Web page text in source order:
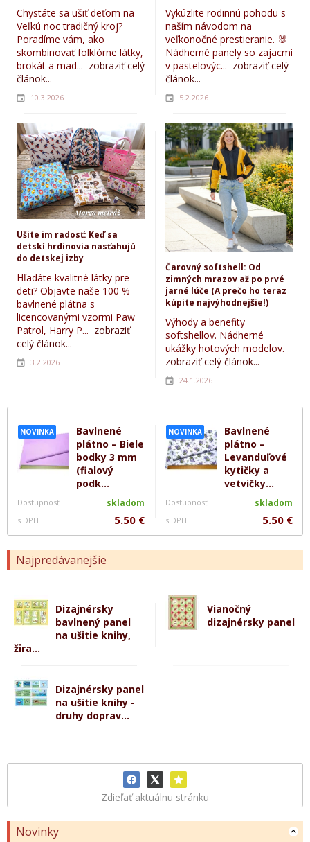
NOVINKA
Bavlnené
plátno – Biele
bodky 3 mm
(fialový
podk...
Dostupnosť skladom
s DPH 5.50 €
NOVINKA
Bavlnené
plátno –
Levanduľové
kytičky a
vetvičky...
Dostupnosť skladom
s DPH 5.50 €
Najpredávanejšie
Dizajnérsky
bavlnený panel
na ušitie knihy,
žira...
Vianočný
dizajnérsky panel
Dizajnérsky panel
na ušitie knihy -
druhy doprav...
Zdieľať aktuálnu stránku
Novinky
Chystáte sa ušiť deťom na
Veľkú noc tradičný kroj?
Poradíme vám, ako
skombinovať folklórne látky,
brokát a mad... zobraziť celý
článok...
10.3.2026
Vykúzlite rodinnú pohodu s
naším návodom na
veľkonočné prestieranie. 🐰
Nádherné panely so zajacmi
v pastelovýc... zobraziť celý
článok...
5.2.2026
Ušite im radosť: Keď sa
detskí hrdinovia nasťahujú
do detskej izby
Hľadáte kvalitné látky pre
deti? Objavte naše 100 %
bavlnené plátna s
licencovanými vzormi Paw
Patrol, Harry P... zobraziť
celý článok...
3.2.2026
Čarovný softshell: Od
zimných mrazov až po prvé
jarné lúče (A prečo ho teraz
kúpite najvýhodnejšie!)
Výhody a benefity
softshellov. Nádherné
ukážky hotových modelov.
zobraziť celý článok...
24.1.2026